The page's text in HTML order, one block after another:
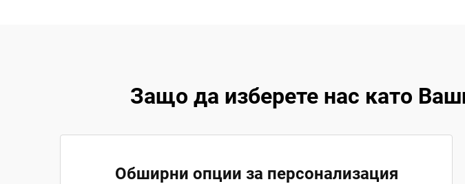
Защо да изберете нас като
Обширни опции за персонализация